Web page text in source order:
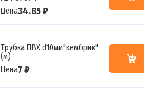
Цена34.85 ₽
Трубка ПВХ d10мм"кембрик"
(м)
Цена7 ₽